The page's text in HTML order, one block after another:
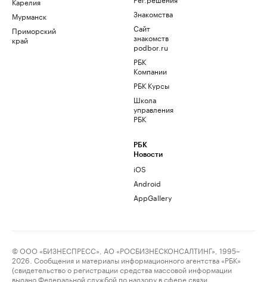
Мурманск
Приморский
край
Знакомства
Сайт
знакомств
podbor.ru
РБК
Компании
РБК Курсы
Школа
управления
РБК
РБК
Новости
iOS
Android
AppGallery
© ООО «БИЗНЕСПРЕСС», АО «РОСБИЗНЕСКОНСАЛТИНГ», 1995–
2026. Сообщения и материалы информационного агентства «РБК»
(свидетельство о регистрации средства массовой информации
выдано Федеральной службой по надзору в сфере связи,